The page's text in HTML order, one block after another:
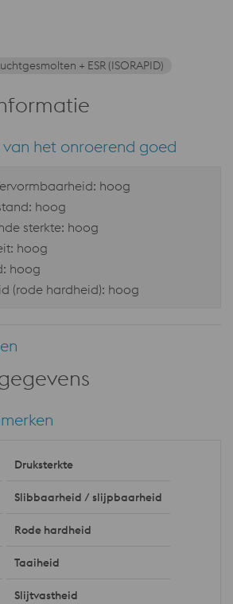
+ ESR (ISORAPID)
van het onroerend goed
hoog
hoog
sterkte: hoog
hoog
hoog
(rode hardheid): hoog
Druksterkte
Slibbaarheid / slijpbaarheid
Rode hardheid
Taaiheid
Slijtvastheid